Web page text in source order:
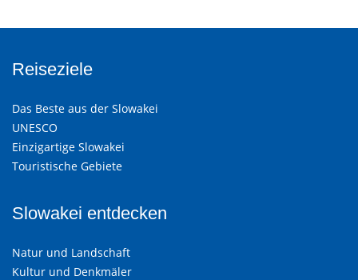
Reiseziele
Das Beste aus der Slowakei
UNESCO
Einzigartige Slowakei
Touristische Gebiete
Slowakei entdecken
Natur und Landschaft
Kultur und Denkmäler